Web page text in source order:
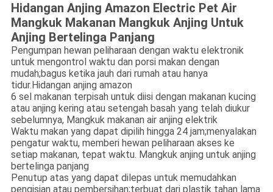
Hidangan Anjing Amazon Electric Pet Air
Mangkuk Makanan Mangkuk Anjing Untuk
Anjing Bertelinga Panjang
Pengumpan hewan peliharaan dengan waktu elektronik
untuk mengontrol waktu dan porsi makan dengan
mudah;bagus ketika jauh dari rumah atau hanya
tidur.Hidangan anjing amazon
6 sel makanan terpisah untuk diisi dengan makanan kucing
atau anjing kering atau setengah basah yang telah diukur
sebelumnya, Mangkuk makanan air anjing elektrik
Waktu makan yang dapat dipilih hingga 24 jam;menyalakan
pengatur waktu, memberi hewan peliharaan akses ke
setiap makanan, tepat waktu. Mangkuk anjing untuk anjing
bertelinga panjang
Penutup atas yang dapat dilepas untuk memudahkan
pengisian atau pembersihan;terbuat dari plastik tahan lama